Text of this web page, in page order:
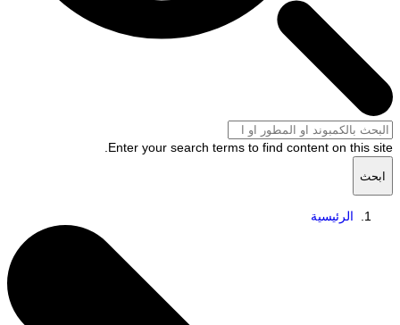
Enter your search terms to find content on this
الرئيسية